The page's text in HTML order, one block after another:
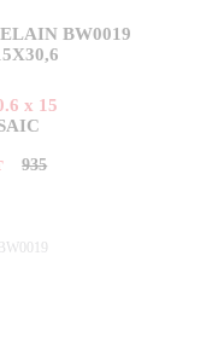
BW0019
x 15
935